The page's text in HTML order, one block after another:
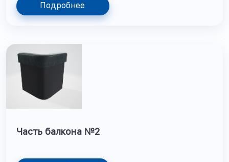
Подробнее
Часть балкона №2